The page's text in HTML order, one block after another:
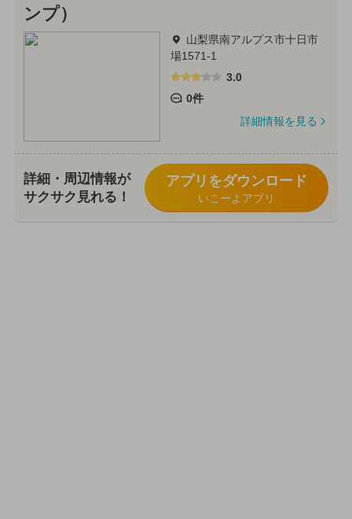
ンプ）
山梨県南アルプス市十日市
場1571-1
3.0
0件
詳細情報を見る
詳細・周辺情報が
サクサク見れる！
アプリをダウンロード
いこーよアプリ